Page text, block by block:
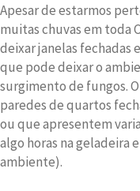
Apesar de estarmos
muitas chuvas em toda
deixar janelas fechadas
que pode deixar o
surgimento de fungos.
paredes de quartos
ou que apresentem
algo horas na geladeira
ambiente).